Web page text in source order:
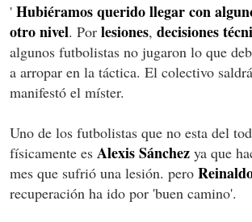
' Hubiéramos querido llegar con
otro nivel. Por lesiones, decisiones
algunos futbolistas no jugaron lo que
a arropar en la táctica. El colectivo
manifestó el míster.
Uno de los futbolistas que no esta del
físicamente es AlexisSánchez ya que
mes que sufrió una lesión. pero
recuperación ha ido por 'buen camino'.